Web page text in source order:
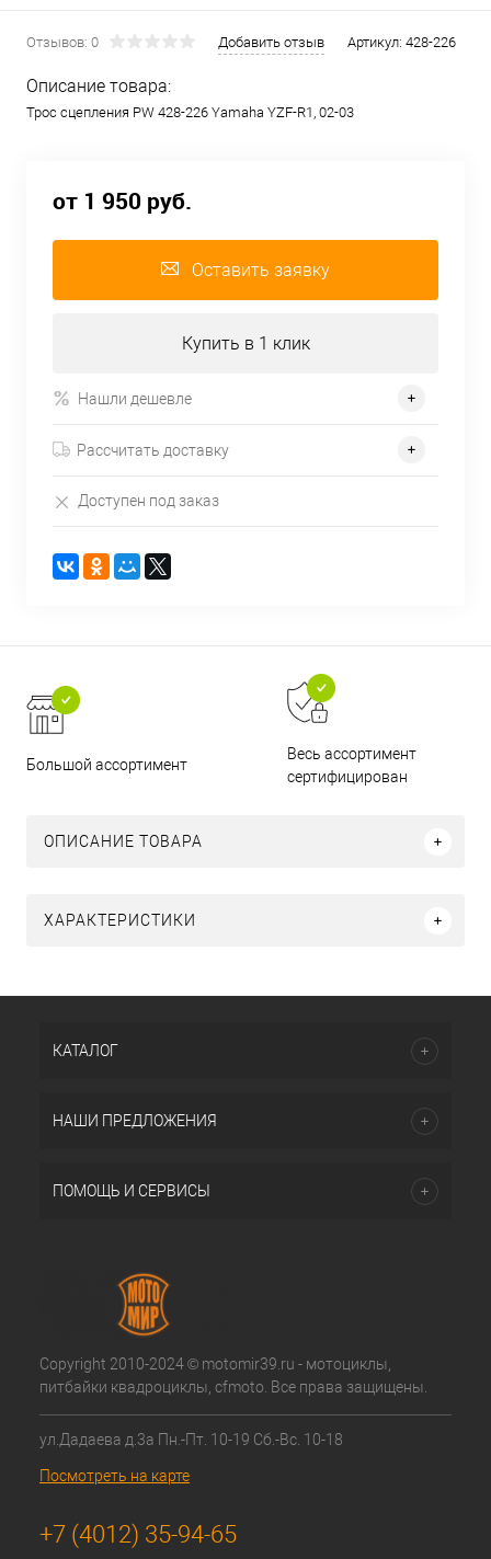
Отзывов: 0 Добавить отзыв Артикул: 428-226
Описание товара:
Трос сцепления PW 428-226 Yamaha YZF-R1, 02-03
от 1 950 руб.
Оставить заявку
Купить в 1 клик
Нашли дешевле
Рассчитать доставку
Доступен под заказ
Большой ассортимент
Весь ассортимент
сертифицирован
ОПИСАНИЕ ТОВАРА
ХАРАКТЕРИСТИКИ
КАТАЛОГ
НАШИ ПРЕДЛОЖЕНИЯ
ПОМОЩЬ И СЕРВИСЫ
Copyright 2010-2024 © motomir39.ru - мотоциклы,
питбайки квадроциклы, cfmoto. Все права защищены.
ул.Дадаева д.3а Пн.-Пт. 10-19 Сб.-Вс. 10-18
Посмотреть на карте
+7 (4012) 35-94-65